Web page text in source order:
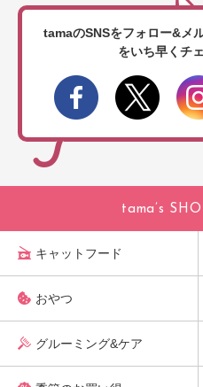
tamaのSNSをフォロー&メ
をいち早くチ
tama’s
キャットフード
おやつ
グルーミング&ケア